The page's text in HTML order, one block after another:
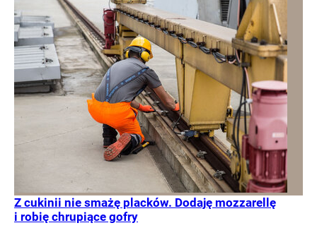
Z cukinii nie smażę placków. Dodaję mozzarellę
i robię chrupiące gofry